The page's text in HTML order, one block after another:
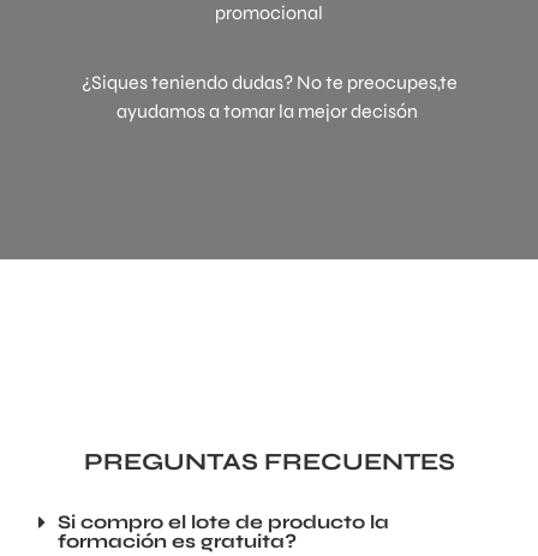
promocional
¿Siques teniendo dudas? No te preocupes,te
ayudamos a tomar la mejor decisón
PREGUNTAS FRECUENTES
Si compro el lote de producto la
formación es gratuita?